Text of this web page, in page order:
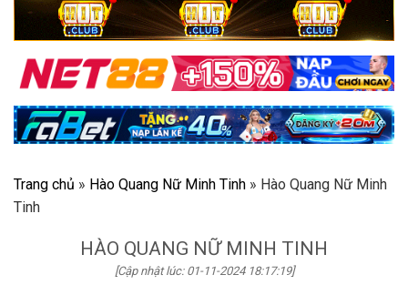
Trang chủ » Hào Quang Nữ Minh Tinh » Hào Quang Nữ Minh
Tinh
HÀO QUANG NỮ MINH TINH
[Cập nhật lúc: 01-11-2024 18:17:19]